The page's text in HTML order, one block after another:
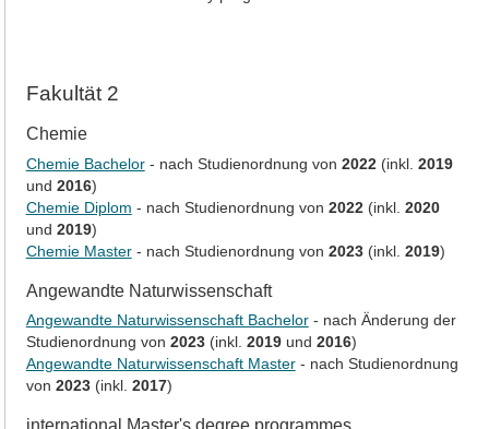
Fakultät 2
Chemie
Chemie Bachelor- nach Studienordnung von 2022(inkl. 2019
und 2016)
Chemie Diplom - nach Studienordnung von 2022(inkl. 2020
und 2019)
Chemie Master- nach Studienordnung von 2023(inkl. 2019)
Angewandte Naturwissenschaft
Angewandte Naturwissenschaft Bachelor- nach Änderung der
Studienordnung von 2023(inkl. 2019und 2016)
Angewandte Naturwissenschaft Master- nach Studienordnung
von 2023(inkl. 2017)
international Master's degree programmes